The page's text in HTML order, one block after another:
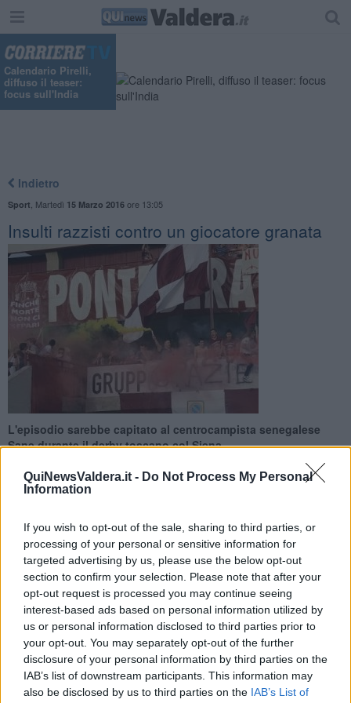
QuiNewsValdera.it - Do Not Process My Personal
Information
If you wish to opt-out of the sale, sharing to third parties, or
processing of your personal or sensitive information for
targeted advertising by us, please use the below opt-out
section to confirm your selection. Please note that after your
opt-out request is processed you may continue seeing
interest-based ads based on personal information utilized by
us or personal information disclosed to third parties prior to
your opt-out. You may separately opt-out of the further
disclosure of your personal information by third parties on the
IAB’s list of downstream participants. This information may
also be disclosed by us to third parties on the IAB’s List of
Calendario Pirelli,
diffuso il teaser:
focus sull'India
Indietro
Sport Martedì 15 Marzo 2016ore 13:05
Insulti razzisti contro un giocatore granata
L'episodio sarebbe capitato al centrocampista senegalese
Sane durante il derby toscano col Siena
PONTEDERA — "Ti faccio diventare bianco". Così un avversario
avrebbe offeso in campo il centrocampista senegalese del
Pontedera,Ansoumana Sane.
L'episodio, sarebbe avvenuto domenica scorsa durante il derby
toscano di LegaPro contro il Siena.
La denuncia del giocatore, appena ventenne e il cui cartellino è di